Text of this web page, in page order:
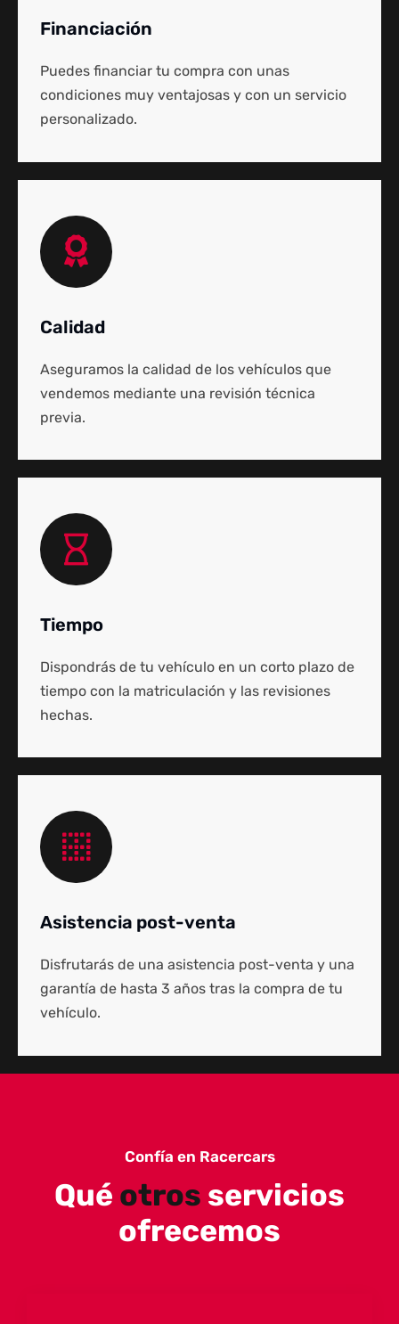
Financiación
Puedes financiar tu compra con unas
condiciones muy ventajosas y con un servicio
personalizado.
Calidad
Aseguramos la calidad de los vehículos que
vendemos mediante una revisión técnica
previa.
Tiempo
Dispondrás de tu vehículo en un corto plazo de
tiempo con la matriculación y las revisiones
hechas.
Asistencia post-venta
Disfrutarás de una asistencia post-venta y una
garantía de hasta 3 años tras la compra de tu
vehículo.
Confía en Racercars
Qué otros servicios
ofrecemos